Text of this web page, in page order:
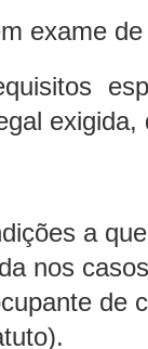
exame
a
nos
de